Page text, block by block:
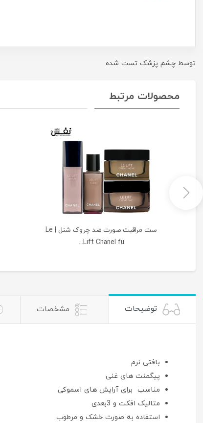
توسط چشم پزشک تست شده
محصولات مرتبط
ست مراقبت صورت ضد چروک شنل | Le
Lift Chanel fu...
توضیحات مشخصات
بافتی نرم
پیگمنت های غنی
مناسب برای آرایش های اسموکی
متالیک افکت و 3بعدی
استفاده به صورت خشک و مرطوب